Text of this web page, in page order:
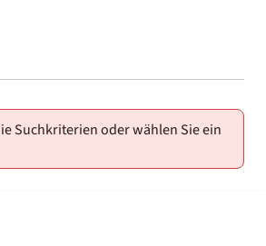
Suchkriterien oder wählen Sie ein